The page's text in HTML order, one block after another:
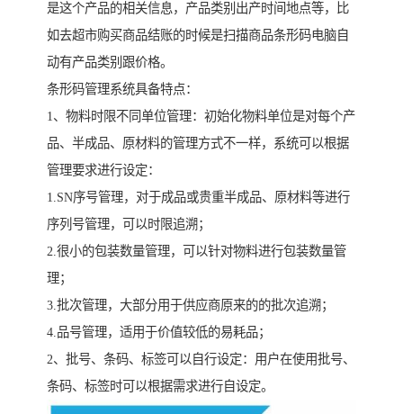
是这个产品的相关信息，产品类别出产时间地点等，比
如去超市购买商品结账的时候是扫描商品条形码电脑自
动有产品类别跟价格。
条形码管理系统具备特点：
1、物料时限不同单位管理：初始化物料单位是对每个产
品、半成品、原材料的管理方式不一样，系统可以根据
管理要求进行设定：
1.SN序号管理，对于成品或贵重半成品、原材料等进行
序列号管理，可以时限追溯；
2.很小的包装数量管理，可以针对物料进行包装数量管
理；
3.批次管理，大部分用于供应商原来的的批次追溯；
4.品号管理，适用于价值较低的易耗品；
2、批号、条码、标签可以自行设定：用户在使用批号、
条码、标签时可以根据需求进行自设定。